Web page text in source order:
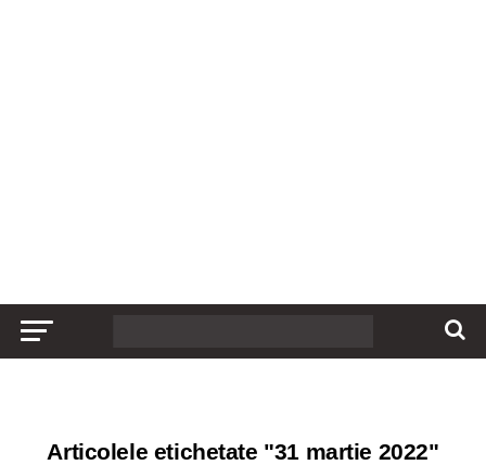
Articolele etichetate "31 martie 2022"